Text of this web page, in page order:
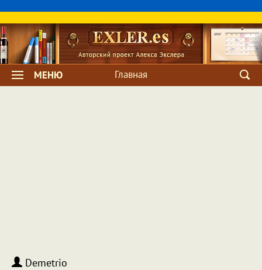
МЕНЮ Главная
Demetrio